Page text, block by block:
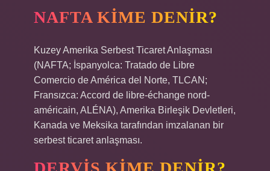
NAFTA KIME DENIR?
Kuzey Amerika Serbest Ticaret Anlaşması
(NAFTA; İspanyolca: Tratado de Libre
Comercio de América del Norte, TLCAN;
Fransızca: Accord de libre-échange nord-
américain, ALÉNA), Amerika Birleşik Devletleri,
Kanada ve Meksika tarafından imzalanan bir
serbest ticaret anlaşması.